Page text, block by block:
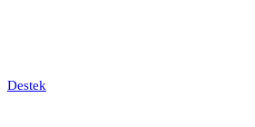
Destek